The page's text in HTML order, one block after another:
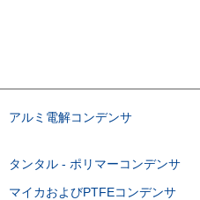
アルミ電解コンデンサ
タンタル - ポリマーコンデンサ
マイカおよびPTFEコンデンサ